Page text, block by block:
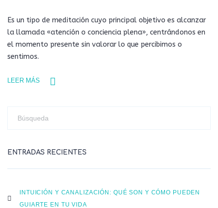
Es un tipo de meditación cuyo principal objetivo es alcanzar
la llamada «atención o conciencia plena», centrándonos en
el momento presente sin valorar lo que percibimos o
sentimos.
LEER MÁS
ENTRADAS RECIENTES
INTUICIÓN Y CANALIZACIÓN: QUÉ SON Y CÓMO PUEDEN
GUIARTE EN TU VIDA